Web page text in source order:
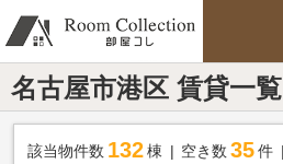
名古屋市港区 賃貸一覧
該当物件数 132棟 空き数 35 件